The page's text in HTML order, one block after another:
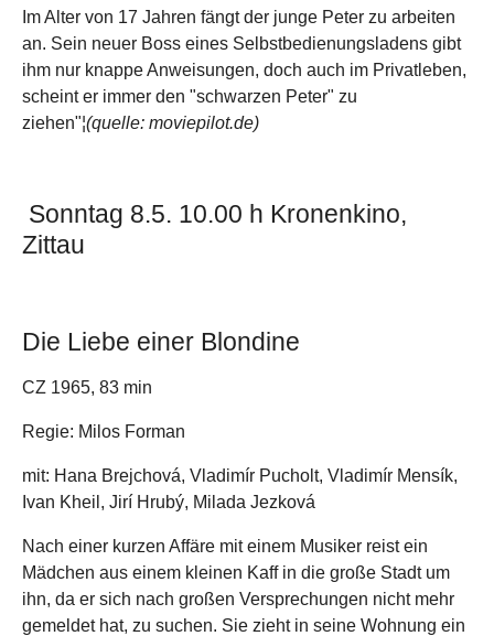
Im Alter von 17 Jahren fängt der junge Peter zu arbeiten
an. Sein neuer Boss eines Selbstbedienungsladens gibt
ihm nur knappe Anweisungen, doch auch im Privatleben,
scheint er immer den "schwarzen Peter" zu
ziehen"¦(quelle: moviepilot.de)
Sonntag 8.5. 10.00 h Kronenkino,
Zittau
Die Liebe einer Blondine
CZ 1965, 83 min
Regie: Milos Forman
mit: Hana Brejchová, Vladimí­r Pucholt, Vladimí­r Mensí­k,
Ivan Kheil, Jirí­ Hrubý, Milada Jezková
Nach einer kurzen Affäre mit einem Musiker reist ein
Mädchen aus einem kleinen Kaff in die große Stadt um
ihn, da er sich nach großen Versprechungen nicht mehr
gemeldet hat, zu suchen. Sie zieht in seine Wohnung ein